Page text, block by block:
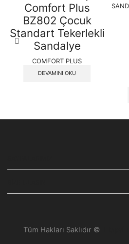
Comfort Plus
BZ802 Çocuk
Standart Tekerlekli
Sandalye
COMFORT PLUS
DEVAMINI OKU
Tüm Hakları Saklıdır ©